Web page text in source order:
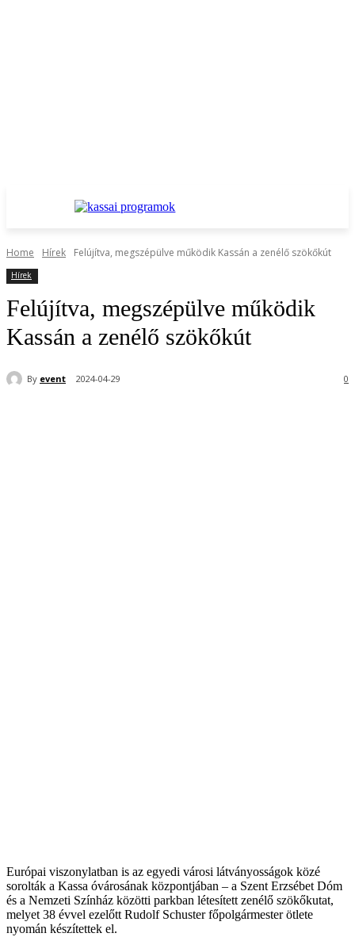
Home Hírek Felújítva, megszépülve működik Kassán a zenélő szökőkút
Hírek
Felújítva, megszépülve működik
Kassán a zenélő szökőkút
By event 2024-04-29 0
Európai viszonylatban is az egyedi városi látványosságok közé
sorolták a Kassa óvárosának központjában – a Szent Erzsébet Dóm
és a Nemzeti Színház közötti parkban létesített zenélő szökőkutat,
melyet 38 évvel ezelőtt Rudolf Schuster főpolgármester ötlete
nyomán készítettek el.